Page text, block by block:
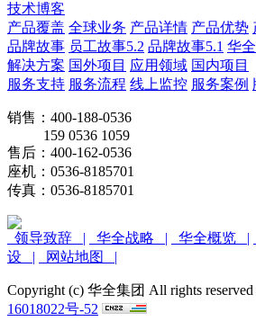
技术博客
产品覆盖 全球业务 产品详情 产品优势
品牌故事 员工故事5.2 品牌故事5.1 华
解决方案 国外项目 应用领域 国内项目
服务支持 服务流程 线上监控 服务案例
销售：400-188-0536
159 0536 1059
售后：400-162-0536
座机：0536-8185701
传真：0536-8185701
领导致辞 | 华全战略 | 华全概览 |
设 |
网站地图 |
Copyright (c) 华全集团 All rights reserved
16018022号-52